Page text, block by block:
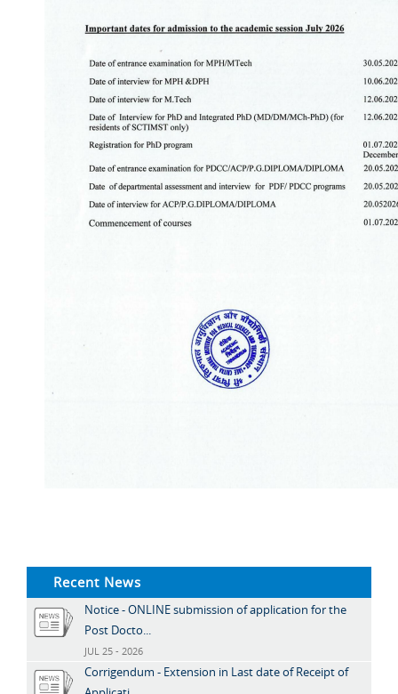
Recent News
Notice - ONLINE submission of application for the
Post Docto...
JUL 25 - 2026
Corrigendum - Extension in Last date of Receipt of